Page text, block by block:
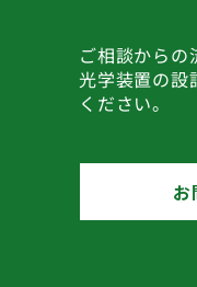
ご相談からの
光学装置の設
ください。
お